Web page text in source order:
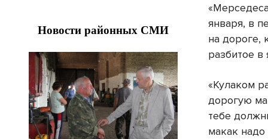
января, в
на дороге,
разбитое
«Кулаком
дорогую
тебе
макак надо